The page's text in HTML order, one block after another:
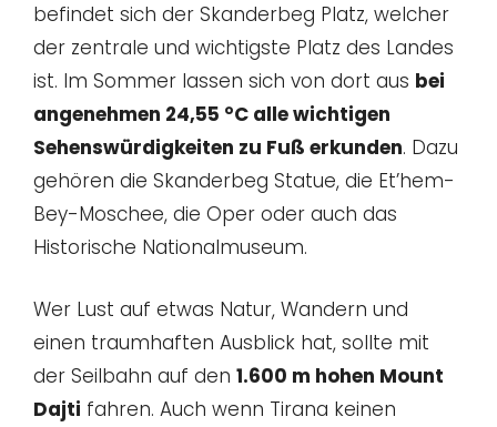
befindet sich der Skanderbeg Platz, welcher
der zentrale und wichtigste Platz des Landes
ist. Im Sommer lassen sich von dort aus bei
angenehmen 24,55 °C alle wichtigen
Sehenswürdigkeiten zu Fuß erkunden. Dazu
gehören die Skanderbeg Statue, die Et’hem-
Bey-Moschee, die Oper oder auch das
Historische Nationalmuseum.
Wer Lust auf etwas Natur, Wandern und
einen traumhaften Ausblick hat, sollte mit
der Seilbahn auf den 1.600 m hohen Mount
Dajti fahren. Auch wenn Tirana keinen